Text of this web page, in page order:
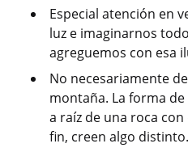
Especial atención en
luz e imaginarnos
agreguemos con esa
No necesariamente
montaña. La forma
a raíz de una roca
fin, creen algo distinto.